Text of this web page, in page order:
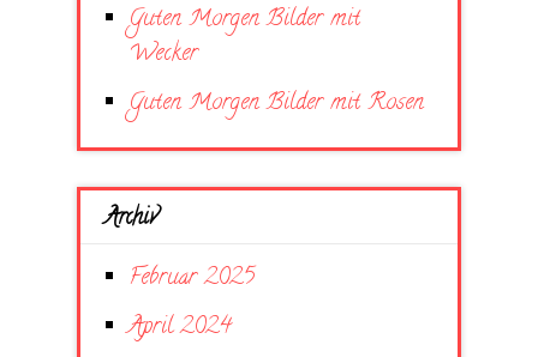
Guten Morgen Bilder mit
Wecker
Guten Morgen Bilder mit Rosen
Archiv
Februar 2025
April 2024